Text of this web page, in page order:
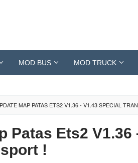
MOD BUS MOD TRUCK
MAP PATAS ETS2 V1.36 - V1.43 SPECIAL
Patas Ets2 V1.36
!